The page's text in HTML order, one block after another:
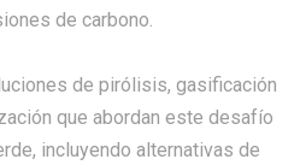
de carbono.
de pirólisis, gasificación
que abordan este desafío
incluyendo alternativas de